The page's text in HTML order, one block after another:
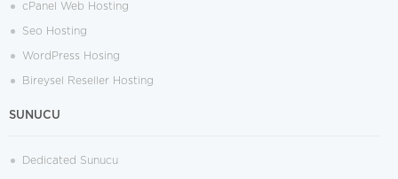
cPanel Web Hosting
Seo Hosting
WordPress Hosing
Bireysel Reseller Hosting
SUNUCU
Dedicated Sunucu